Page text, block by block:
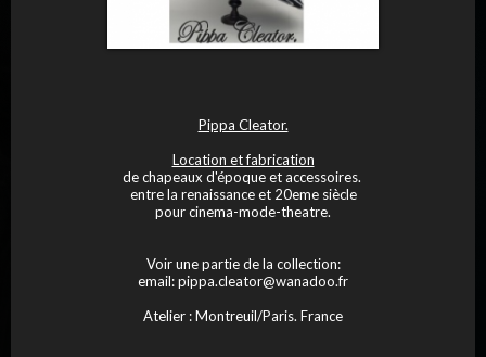
Pippa Cleator.
Location et fabrication
de chapeaux d'époque et accessoires.
entre la renaissance et 20eme siècle
pour cinema-mode-theatre.
Voir une partie de la collection:
email: pippa.cleator@wanadoo.fr
Atelier : Montreuil/Paris. France